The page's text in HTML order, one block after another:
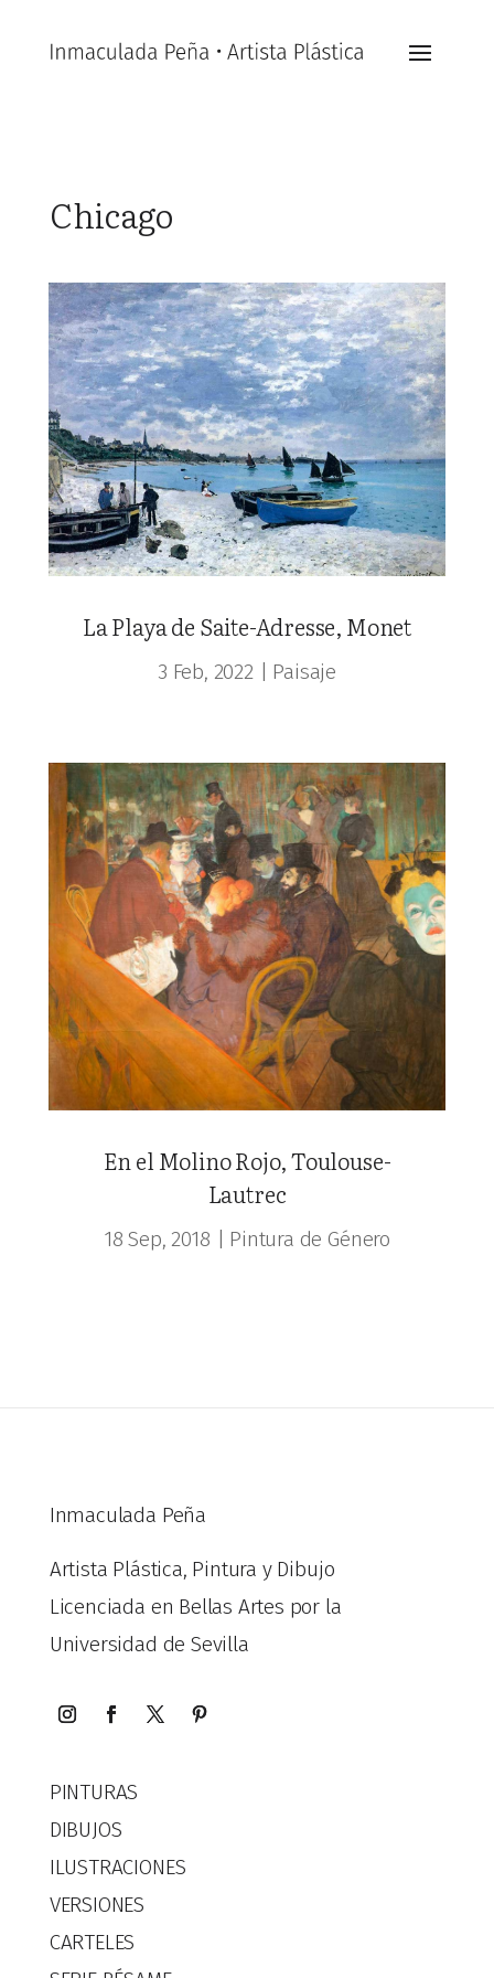
Chicago
La Playa de Saite-Adresse, Monet
3 Feb, 2022| Paisaje
En el Molino Rojo, Toulouse-
Lautrec
18 Sep, 2018 Pintura de Género
Inmaculada Peña
Artista Plástica, Pintura y Dibujo
Licenciada en Bellas Artes por la
Universidad de Sevilla
PINTURAS
DIBUJOS
ILUSTRACIONES
VERSIONES
CARTELES